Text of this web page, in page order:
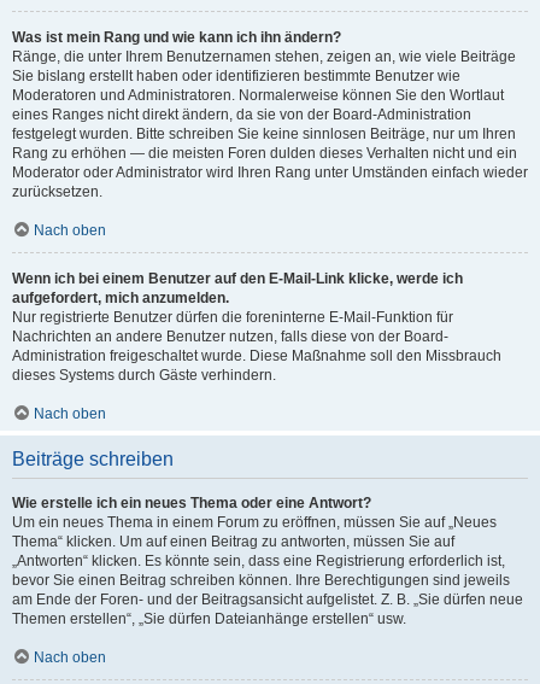
Was ist mein Rang und wie kann ich ihn ändern?
Ränge, die unter Ihrem Benutzernamen stehen, zeigen an, wie viele Beiträge
Sie bislang erstellt haben oder identifizieren bestimmte Benutzer wie
Moderatoren und Administratoren. Normalerweise können Sie den Wortlaut
eines Ranges nicht direkt ändern, da sie von der Board-Administration
festgelegt wurden. Bitte schreiben Sie keine sinnlosen Beiträge, nur um Ihren
Rang zu erhöhen — die meisten Foren dulden dieses Verhalten nicht und ein
Moderator oder Administrator wird Ihren Rang unter Umständen einfach wieder
zurücksetzen.
Nach oben
Wenn ich bei einem Benutzer auf den E-Mail-Link klicke, werde ich
aufgefordert, mich anzumelden.
Nur registrierte Benutzer dürfen die foreninterne E-Mail-Funktion für
Nachrichten an andere Benutzer nutzen, falls diese von der Board-
Administration freigeschaltet wurde. Diese Maßnahme soll den Missbrauch
dieses Systems durch Gäste verhindern.
Nach oben
Beiträge schreiben
Wie erstelle ich ein neues Thema oder eine Antwort?
Um ein neues Thema in einem Forum zu eröffnen, müssen Sie auf „Neues
Thema“ klicken. Um auf einen Beitrag zu antworten, müssen Sie auf
„Antworten“ klicken. Es könnte sein, dass eine Registrierung erforderlich ist,
bevor Sie einen Beitrag schreiben können. Ihre Berechtigungen sind jeweils
am Ende der Foren- und der Beitragsansicht aufgelistet. Z. B. „Sie dürfen neue
Themen erstellen“, „Sie dürfen Dateianhänge erstellen“ usw.
Nach oben